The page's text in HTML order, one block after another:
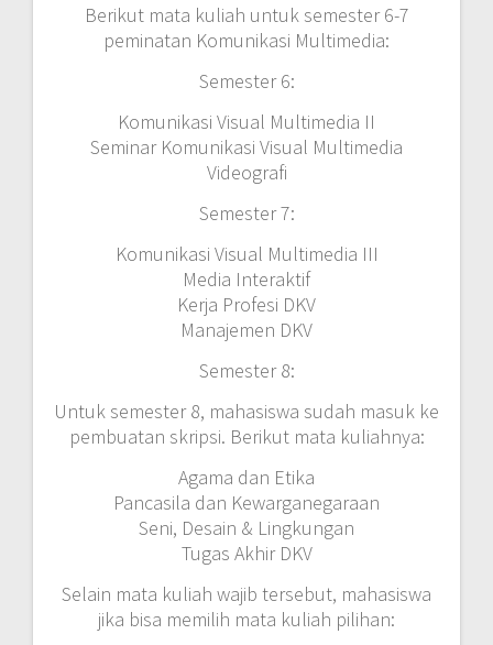
Berikut mata kuliah untuk semester 6-7
peminatan Komunikasi Multimedia:
Semester 6:
Komunikasi Visual Multimedia II
Seminar Komunikasi Visual Multimedia
Videografi
Semester 7:
Komunikasi Visual Multimedia III
Media Interaktif
Kerja Profesi DKV
Manajemen DKV
Semester 8:
Untuk semester 8, mahasiswa sudah masuk ke
pembuatan skripsi. Berikut mata kuliahnya:
Agama dan Etika
Pancasila dan Kewarganegaraan
Seni, Desain & Lingkungan
Tugas Akhir DKV
Selain mata kuliah wajib tersebut, mahasiswa
jika bisa memilih mata kuliah pilihan: